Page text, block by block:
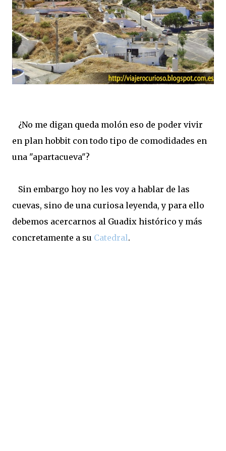
¿No me digan queda molón eso de poder vivir
en plan hobbit con todo tipo de comodidades en
una "apartacueva"?
Sin embargo hoy no les voy a hablar de las
cuevas, sino de una curiosa leyenda, y para ello
debemos acercarnos al Guadix histórico y más
concretamente a su Catedral.